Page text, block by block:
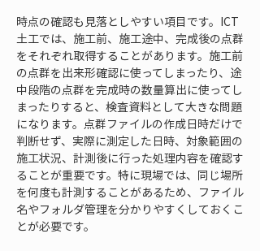
時点の確認も見落としやすい項目です。ICT
土工では、施工前、施工途中、完成後の点群
をそれぞれ取得することがあります。施工前
の点群を出来形確認に使ってしまったり、途
中段階の点群を完成時の数量算出に使ってし
まったりすると、検査資料として大きな問題
になります。点群ファイルの作成日時だけで
判断せず、実際に測定した日時、対象範囲の
施工状況、計測後に行った処理内容を確認す
ることが重要です。特に現場では、同じ場所
を何度も計測することがあるため、ファイル
名やフォルダ管理を分かりやすくしておくこ
とが必要です。